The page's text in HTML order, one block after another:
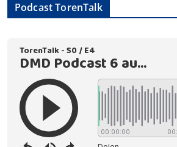
Podcast TorenTalk